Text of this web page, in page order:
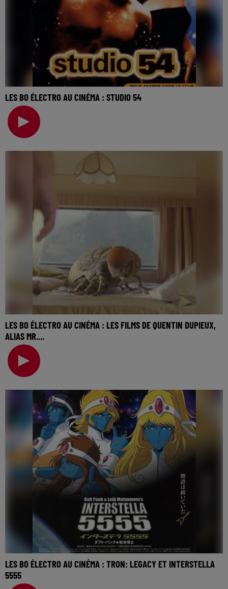
LES BO ÉLECTRO AU CINÉMA : STUDIO 54
La music story du jour c’est celle des BO électro au
cinéma… Jouissive dans les films de Quentin Dup
LES BO ÉLECTRO AU CINÉMA : LES FILMS DE QUENTIN DUPIEUX,
ALIAS MR....
La music story du jour c’est celle des BO électro au
cinéma… Une semaine à parler des musiques élect
LES BO ÉLECTRO AU CINÉMA : TRON: LEGACY ET INTERSTELLA
5555
La music story du jour c’est celle des BO électro au